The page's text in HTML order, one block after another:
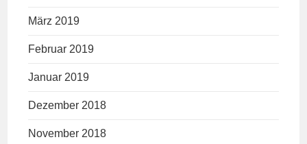
März 2019
Februar 2019
Januar 2019
Dezember 2018
November 2018